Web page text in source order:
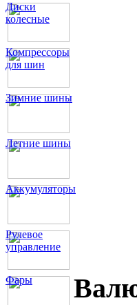
Диски
колесные
Компрессоры
для шин
Зимние шины
Летние шины
Аккумуляторы
Рулевое
управление
Фары